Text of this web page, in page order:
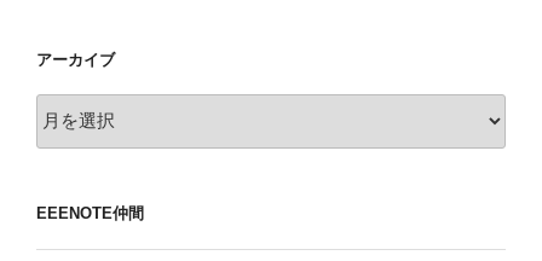
アーカイブ
ー
ブ
EEENOTE仲間